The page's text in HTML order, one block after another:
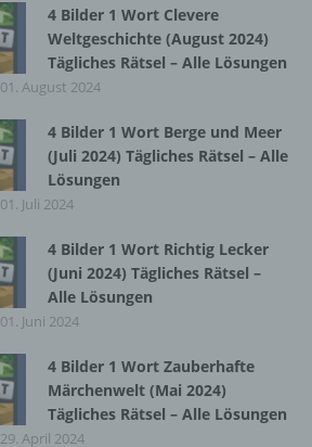
4 Bilder 1 Wort Clevere
Weltgeschichte (August 2024)
Tägliches Rätsel – Alle Lösungen
01. August 2024
4 Bilder 1 Wort Berge und Meer
(Juli 2024) Tägliches Rätsel – Alle
Lösungen
01. Juli 2024
4 Bilder 1 Wort Richtig Lecker
(Juni 2024) Tägliches Rätsel –
Alle Lösungen
01. Juni 2024
4 Bilder 1 Wort Zauberhafte
Märchenwelt (Mai 2024)
Tägliches Rätsel – Alle Lösungen
29. April 2024